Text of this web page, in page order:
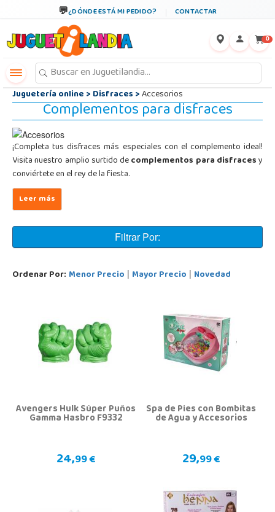
¿DÓNDE ESTÁ MI PEDIDO? CONTACTAR
0
Juguetería online>Disfraces>Accesorios
Complementos para disfraces
¡Completa tus disfraces más especiales con el complemento ideal!
Visita nuestro amplio surtido decomplementos para disfracesy
conviértete en el rey de la fiesta.
Filtrar Por:
Ordenar Por: Menor Precio | Mayor Precio | Novedad
Avengers Hulk Súper Puños
Gamma Hasbro F9332
24,99 €
Spa de Pies con Bombitas
de Agua y Accesorios
29,99 €